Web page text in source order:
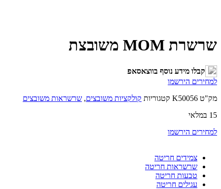
שרשרת MOM משובצת
קבלו מידע נוסף בווצאסאפ
למחירים הירשמו
מק"ט K50056 קטגוריות קולקציות משובצים, שרשראות משובצים
15 במלאי
למחירים הירשמו
צמידים חריטה
שרשראות חריטה
טבעות חריטה
עגילים חריטה